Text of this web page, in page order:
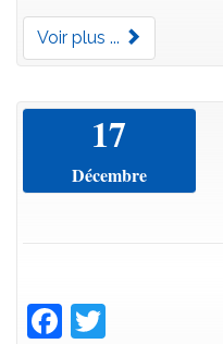
Voir plus ...
17
Décembre
Facebook